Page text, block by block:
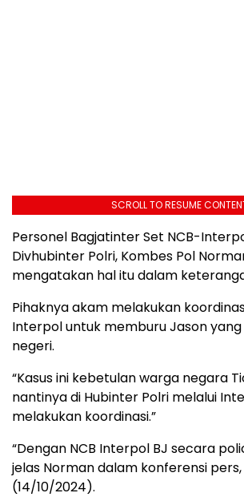
SCROLL TO RESUME
Personel Bagjatinter Set NCB-
Divhubinter Polri, Kombes Pol
mengatakan hal itu dalam
Pihaknya akam melakukan
Interpol untuk memburu Jason
negeri.
“Kasus ini kebetulan warga negara
nantinya di Hubinter Polri melalui
melakukan koordinasi.”
“Dengan NCB Interpol BJ secara
jelas Norman dalam konferensi pers,
(14/10/2024).